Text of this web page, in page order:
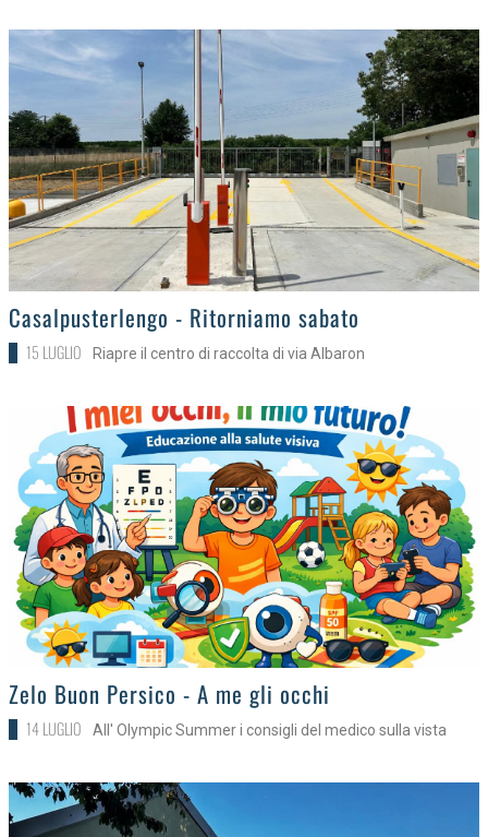
>
Casalpusterlengo - Ritorniamo sabato
15 LUGLIO Riapre il centro di raccolta di via Albaron
>
Zelo Buon Persico - A me gli occhi
14 LUGLIO All' Olympic Summer i consigli del medico sulla vista